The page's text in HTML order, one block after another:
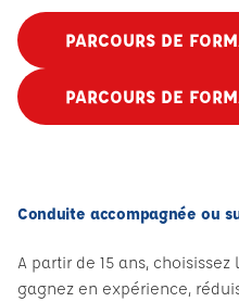
PARCOURS DE
PARCOURS DE
Conduite accompagnée ou
A partir de 15 ans,
gagnez en expérience,